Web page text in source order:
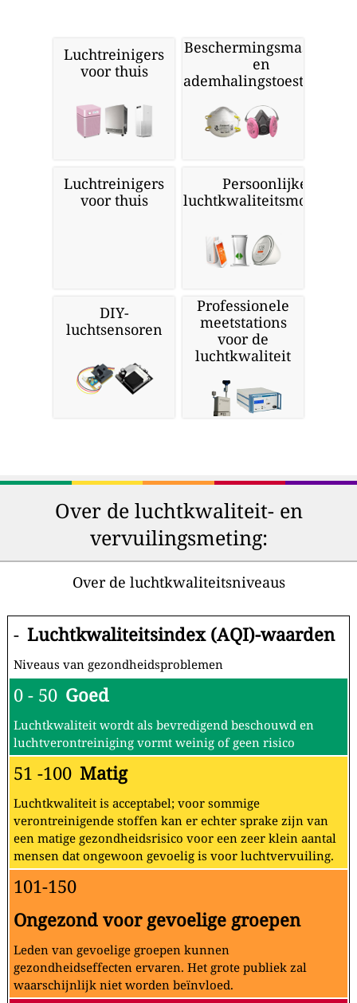
Luchtreinigers
voor thuis
Beschermingsmaskers
en
ademhalingstoestellen
Luchtreinigers
voor thuis
Persoonlijke
luchtkwaliteitsmonitors
DIY-
luchtsensoren
Professionele
meetstations
voor de
luchtkwaliteit
Over de luchtkwaliteit- en
vervuilingsmeting:
Over de luchtkwaliteitsniveaus
- Luchtkwaliteitsindex (AQI)-waarden
Niveaus van gezondheidsproblemen
0 - 50 Goed
Luchtkwaliteit wordt als bevredigend beschouwd en
luchtverontreiniging vormt weinig of geen risico
51 -100 Matig
Luchtkwaliteit is acceptabel; voor sommige
verontreinigende stoffen kan er echter sprake zijn van
een matige gezondheidsrisico voor een zeer klein aantal
mensen dat ongewoon gevoelig is voor luchtvervuiling.
101-150
Ongezond voor gevoelige groepen
Leden van gevoelige groepen kunnen
gezondheidseffecten ervaren. Het grote publiek zal
waarschijnlijk niet worden beïnvloed.